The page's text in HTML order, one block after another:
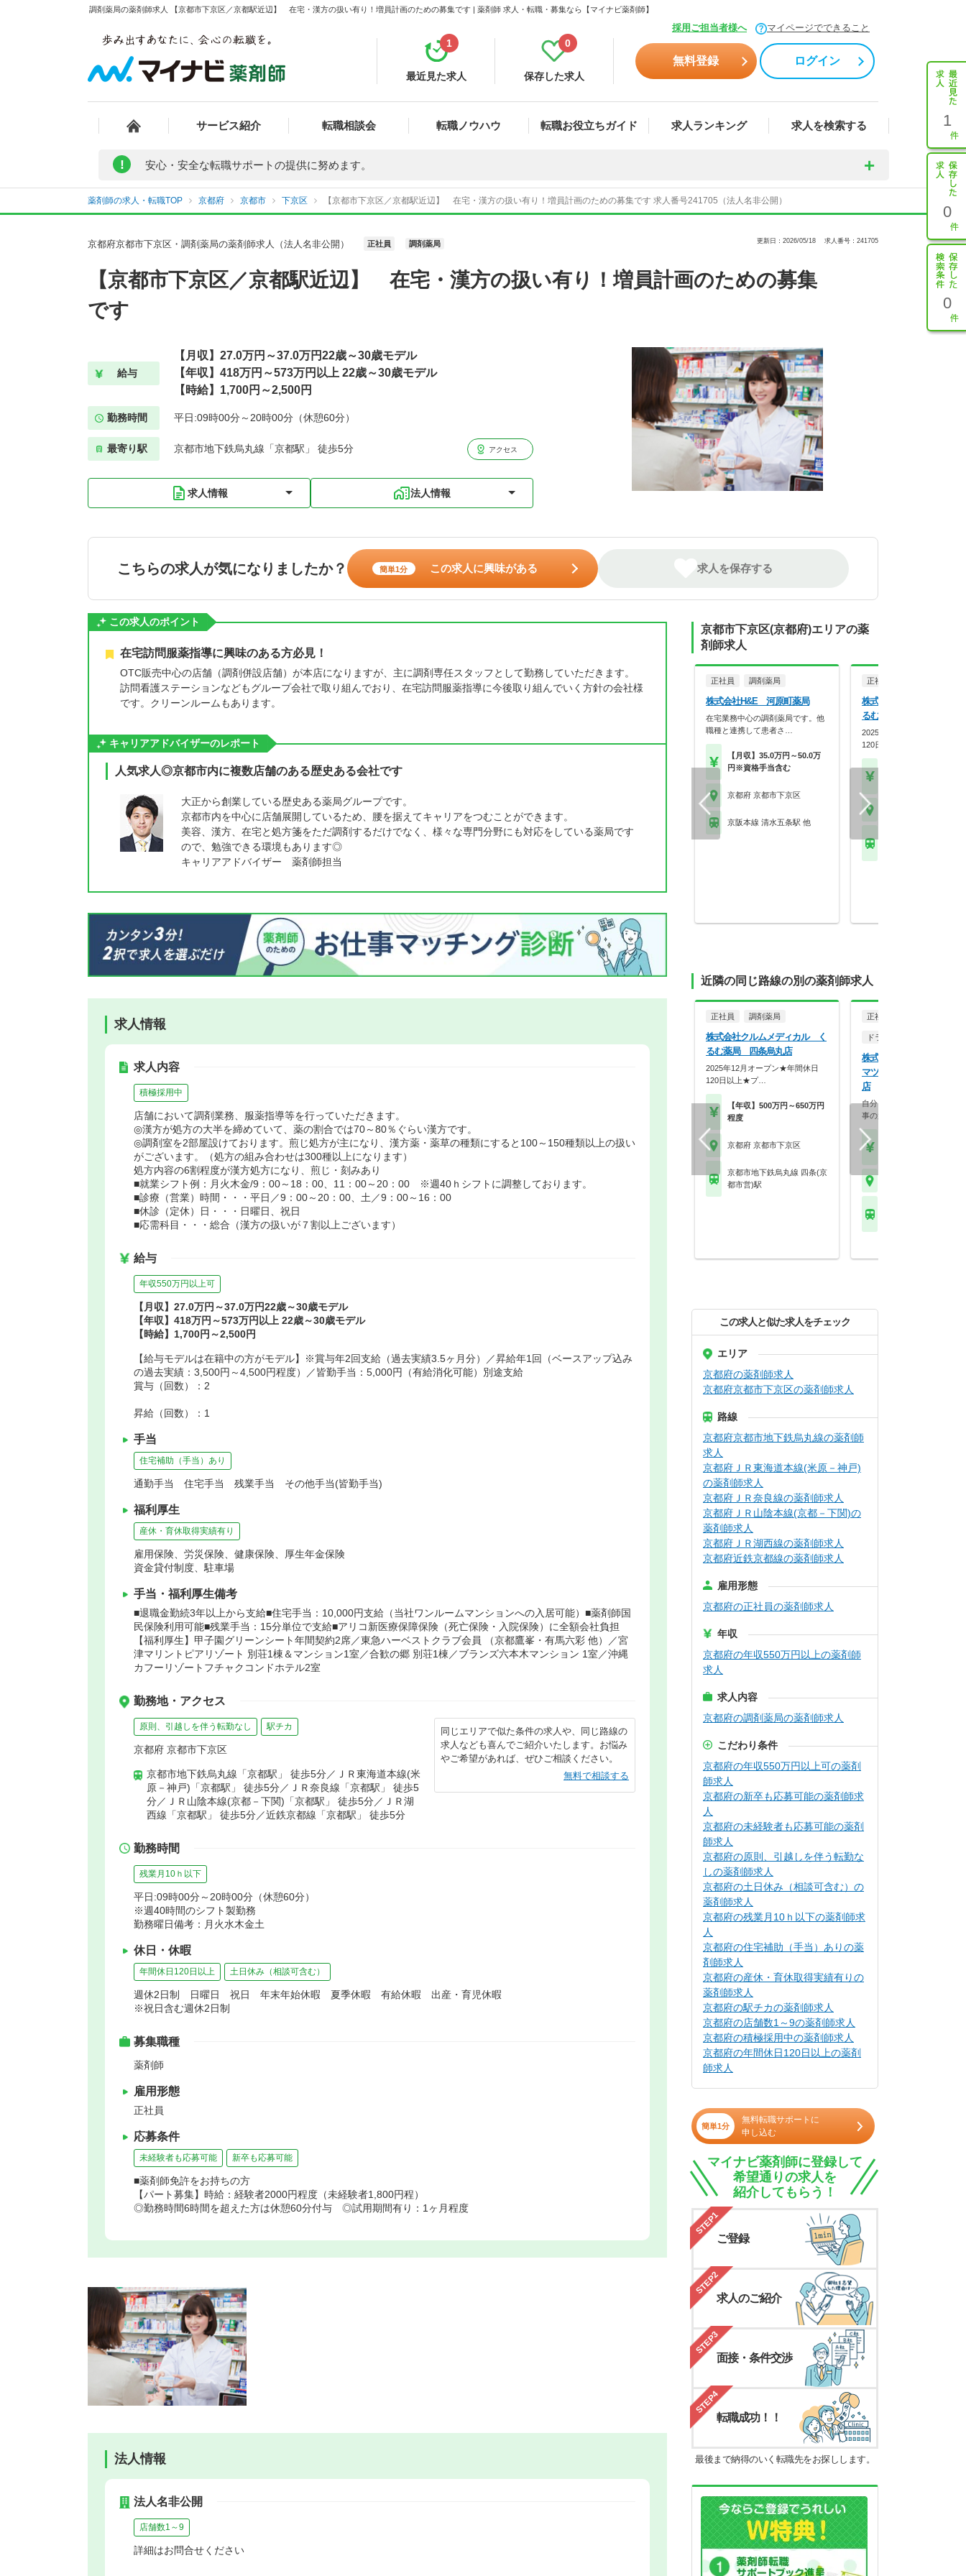
調剤薬局の薬剤師求人 【京都市下京区／京都駅近辺】 在宅・漢方の扱い有り！増員計画のための募集です | 薬剤師 求人・転職・募集なら【マイナビ薬剤師】
採用ご担当者様へ マイページでできること
最近見た求人
1
保存した求人
0
無料登録 ログイン
サービス紹介 転職相談会 転職ノウハウ 転職お役立ちガイド 求人ランキング 求人を検索する 1
0
0
! 安心・安全な転職サポートの提供に努めます。
薬剤師の求人・転職TOP 京都府 京都市 下京区 【京都市下京区／京都駅近辺】 在宅・漢方の扱い有り！増員計画のための募集です 求人番号241705（法人名非公開）
京都府京都市下京区・調剤薬局の薬剤師求人（法人名非公開） 正社員 調剤薬局 更新日：2026/05/18 求人番号：241705
【京都市下京区／京都駅近辺】 在宅・漢方の扱い有り！増員計画のための募集
です
給与
【月収】27.0万円～37.0万円22歳～30歳モデル
【年収】418万円～573万円以上 22歳～30歳モデル
【時給】1,700円～2,500円
勤務時間 平日:09時00分～20時00分（休憩60分）
最寄り駅 京都市地下鉄烏丸線「京都駅」 徒歩5分 アクセス
求人情報 法人情報
こちらの求人が気になりましたか？ 簡単1分 この求人に興味がある 求人を保存する
この求人のポイント
在宅訪問服薬指導に興味のある方必見！
OTC販売中心の店舗（調剤併設店舗）が本店になりますが、主に調剤専任スタッフとして勤務していただきます。
訪問看護ステーションなどもグループ会社で取り組んでおり、在宅訪問服薬指導に今後取り組んでいく方針の会社様
です。クリーンルームもあります。
キャリアアドバイザーのレポート
人気求人◎京都市内に複数店舗のある歴史ある会社です
大正から創業している歴史ある薬局グループです。
京都市内を中心に店舗展開しているため、腰を据えてキャリアをつむことができます。
美容、漢方、在宅と処方箋をただ調剤するだけでなく、様々な専門分野にも対応をしている薬局です
ので、勉強できる環境もあります◎
キャリアアドバイザー 薬剤師担当
求人情報
求人内容
積極採用中
店舗において調剤業務、服薬指導等を行っていただきます。
◎漢方が処方の大半を締めていて、薬の割合では70～80％ぐらい漢方です。
◎調剤室を2部屋設けております。煎じ処方が主になり、漢方薬・薬草の種類にすると100～150種類以上の扱い
がございます。（処方の組み合わせは300種以上になります）
処方内容の6割程度が漢方処方になり、煎じ・刻みあり
■就業シフト例：月火木金/9：00～18：00、11：00～20：00 ※週40ｈシフトに調整しております。
■診療（営業）時間・・・平日／9：00～20：00、土／9：00～16：00
■休診（定休）日・・・日曜日、祝日
■応需科目・・・総合（漢方の扱いが７割以上ございます）
給与
年収550万円以上可
【月収】27.0万円～37.0万円22歳～30歳モデル
【年収】418万円～573万円以上 22歳～30歳モデル
【時給】1,700円～2,500円
【給与モデルは在籍中の方がモデル】※賞与年2回支給（過去実績3.5ヶ月分）／昇給年1回（ベースアップ込み
の過去実績：3,500円～4,500円程度）／皆勤手当：5,000円（有給消化可能）別途支給
賞与（回数）：2
昇給（回数）：1
手当
住宅補助（手当）あり
通勤手当 住宅手当 残業手当 その他手当(皆勤手当)
福利厚生
産休・育休取得実績有り
雇用保険、労災保険、健康保険、厚生年金保険
資金貸付制度、駐車場
手当・福利厚生備考
■退職金勤続3年以上から支給■住宅手当：10,000円支給（当社ワンルームマンションへの入居可能）■薬剤師国
民保険利用可能■残業手当：15分単位で支給■アリコ新医療保障保険（死亡保険・入院保険）に全額会社負担
【福利厚生】甲子園グリーンシート年間契約2席／東急ハーベストクラブ会員 （京都鷹峯・有馬六彩 他）／宮
津マリントピアリゾート 別荘1棟＆マンション1室／合歓の郷 別荘1棟／ブランズ六本木マンション 1室／沖縄
カフーリゾートフチャクコンドホテル2室
勤務地・アクセス
原則、引越しを伴う転勤なし 駅チカ
京都府 京都市下京区
京都市地下鉄烏丸線「京都駅」 徒歩5分／ＪＲ東海道本線(米
原－神戸)「京都駅」 徒歩5分／ＪＲ奈良線「京都駅」 徒歩5
分／ＪＲ山陰本線(京都－下関)「京都駅」 徒歩5分／ＪＲ湖
西線「京都駅」 徒歩5分／近鉄京都線「京都駅」 徒歩5分
同じエリアで似た条件の求人や、同じ路線の
求人なども喜んでご紹介いたします。お悩み
やご希望があれば、ぜひご相談ください。
無料で相談する
勤務時間
残業月10ｈ以下
平日:09時00分～20時00分（休憩60分）
※週40時間のシフト製勤務
勤務曜日備考：月火水木金土
休日・休暇
年間休日120日以上 土日休み（相談可含む）
週休2日制 日曜日 祝日 年末年始休暇 夏季休暇 有給休暇 出産・育児休暇
※祝日含む週休2日制
募集職種
薬剤師
雇用形態
正社員
応募条件
未経験者も応募可能 新卒も応募可能
■薬剤師免許をお持ちの方
【パート募集】時給：経験者2000円程度（未経験者1,800円程）
◎勤務時間6時間を超えた方は休憩60分付与 ◎試用期間有り：1ヶ月程度
法人情報
法人名非公開
店舗数1～9
詳細はお問合せください
京都市下京区(京都府)エリアの薬
剤師求人
正社員 調剤薬局
株式会社H&E 河原町薬局
在宅業務中心の調剤薬局です。他
職種と連携して患者さ…
【月収】35.0万円～50.0万
円※資格手当含む
京都府 京都市下京区
京阪本線 清水五条駅 他
正社員
株式会社クルムメディカ
るむ薬局 四条烏丸店
2025年12月オープン★年間
120日以上★プ…
近隣の同じ路線の別の薬剤師求人
正社員 調剤薬局
株式会社クルムメディカル く
るむ薬局 四条烏丸店
2025年12月オープン★年間休日
120日以上★プ…
【年収】500万円～650万円
程度
京都府 京都市下京区
京都市地下鉄烏丸線 四条(京
都市営)駅
正社員
ドラッグストア（OTCのみ
株式会社マツモトキヨシ
マツモトキヨシ 京都駅八
店
自分らしく働く。それが、い
事の第一歩。選択的週…
この求人と似た求人をチェック
エリア
京都府の薬剤師求人
京都府京都市下京区の薬剤師求人
路線
京都府京都市地下鉄烏丸線の薬剤師
求人
京都府ＪＲ東海道本線(米原－神戸)
の薬剤師求人
京都府ＪＲ奈良線の薬剤師求人
京都府ＪＲ山陰本線(京都－下関)の
薬剤師求人
京都府ＪＲ湖西線の薬剤師求人
京都府近鉄京都線の薬剤師求人
雇用形態
京都府の正社員の薬剤師求人
年収
京都府の年収550万円以上の薬剤師
求人
求人内容
京都府の調剤薬局の薬剤師求人
こだわり条件
京都府の年収550万円以上可の薬剤
師求人
京都府の新卒も応募可能の薬剤師求
人
京都府の未経験者も応募可能の薬剤
師求人
京都府の原則、引越しを伴う転勤な
しの薬剤師求人
京都府の土日休み（相談可含む）の
薬剤師求人
京都府の残業月10ｈ以下の薬剤師求
人
京都府の住宅補助（手当）ありの薬
剤師求人
京都府の産休・育休取得実績有りの
薬剤師求人
京都府の駅チカの薬剤師求人
京都府の店舗数1～9の薬剤師求人
京都府の積極採用中の薬剤師求人
京都府の年間休日120日以上の薬剤
師求人
簡単1分
無料転職サポートに
申し込む
マイナビ薬剤師に登録して
希望通りの求人を
紹介してもらう！
STEP1
ご登録
STEP2
求人のご紹介
STEP3
面接・条件交渉
STEP4
転職成功！！
最後まで納得のいく転職先をお探しします。